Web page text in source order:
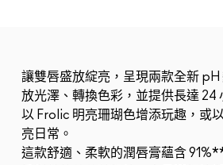
讓雙唇盛放綻亮，呈現兩款全新
放光澤、轉換色彩，並提供長達 24
以 Frolic 明亮珊瑚色增添玩趣，或
亮日常。
這款舒適、柔軟的潤唇膏蘊含